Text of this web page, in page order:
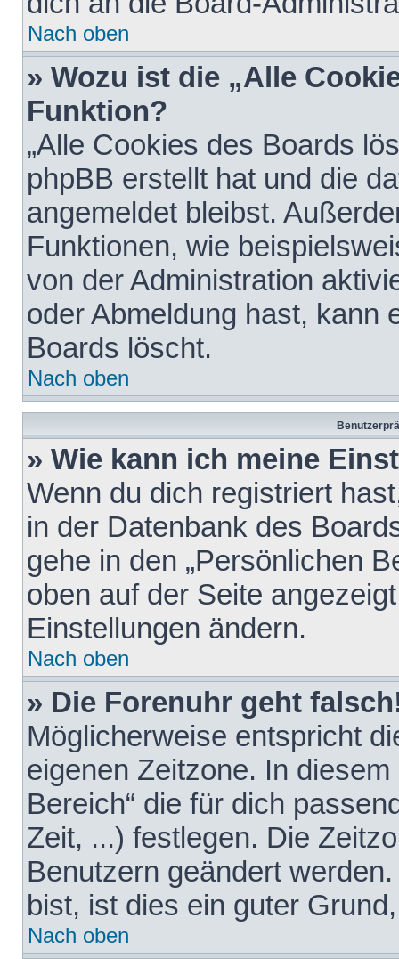
Nach oben
» Wozu ist die „Alle
Funktion?
„Alle Cookies des Boards
phpBB erstellt hat und die
angemeldet bleibst.
Funktionen, wie
von der Administration
oder Abmeldung hast, kann
Boards löscht.
Nach oben
» Wie kann ich meine
Wenn du dich registriert
in der Datenbank des
gehe in den „Persönlichen
oben auf der Seite
Einstellungen ändern.
Nach oben
» Die Forenuhr geht
Möglicherweise entspricht
eigenen Zeitzone. In
Bereich“ die für dich
Zeit, ...) festlegen. Die
Benutzern geändert
bist, ist dies ein guter
Nach oben